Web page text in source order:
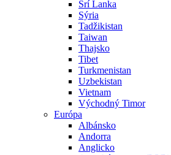
Srí Lanka
Sýria
Tadžikistan
Taiwan
Thajsko
Tibet
Turkmenistan
Uzbekistan
Vietnam
Východný Timor
Európa
Albánsko
Andorra
Anglicko